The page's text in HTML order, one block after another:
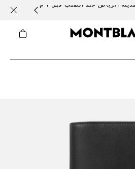
توصيل في نفس اليوم داخل مدينة الرياض عند الطلب قبل 1 م